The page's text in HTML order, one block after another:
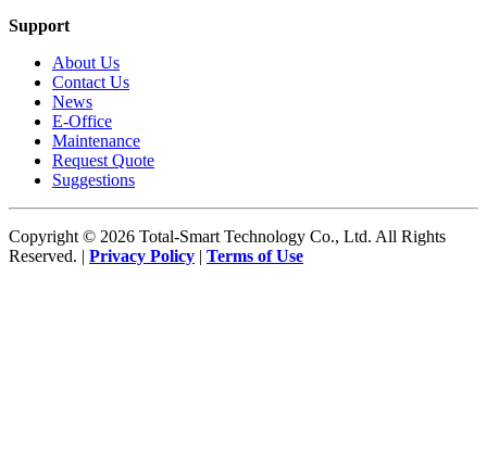
Support
About Us
Contact Us
News
E-Office
Maintenance
Request Quote
Suggestions
Copyright © 2026 Total-Smart Technology Co., Ltd. All Rights
Reserved. | Privacy Policy | Terms of Use